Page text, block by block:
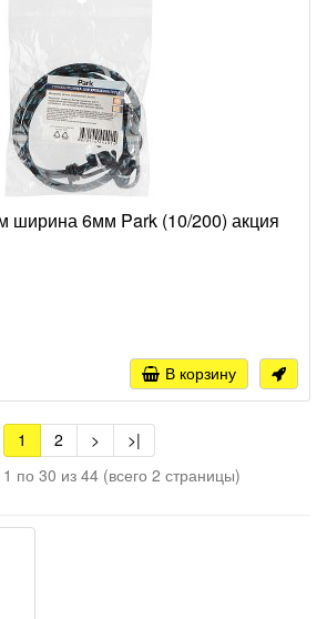
ширина 6мм Park (10/200) акция
В корзину
1 2 >
>|
по 30 из 44 (всего 2 страницы)